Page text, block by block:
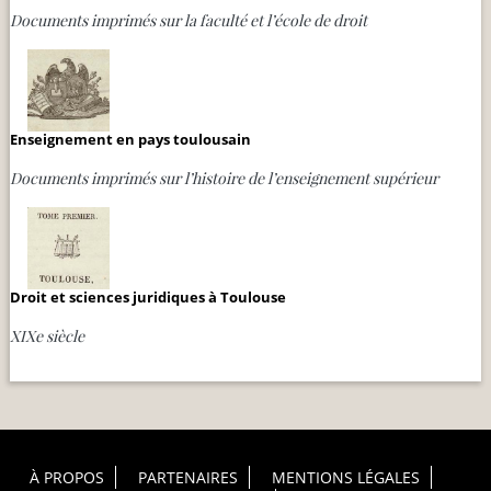
Documents imprimés sur la faculté et l’école de droit
Enseignement en pays toulousain
Documents imprimés sur l’histoire de l’enseignement supérieur
Droit et sciences juridiques à Toulouse
XIXe siècle
Footer Principal
À PROPOS PARTENAIRES
MENTIONS LÉGALES